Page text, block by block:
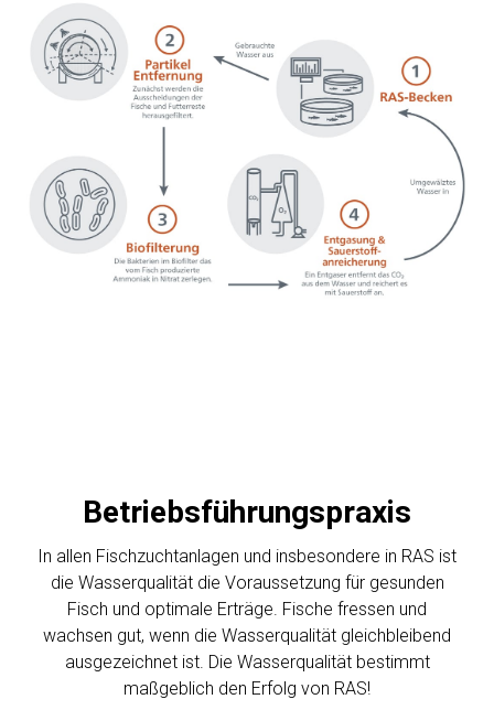
Betriebsführungspraxis
In allen Fischzuchtanlagen und insbesondere in RAS ist
die Wasserqualität die Voraussetzung für gesunden
Fisch und optimale Erträge. Fische fressen und
wachsen gut, wenn die Wasserqualität gleichbleibend
ausgezeichnet ist. Die Wasserqualität bestimmt
maßgeblich den Erfolg von RAS!